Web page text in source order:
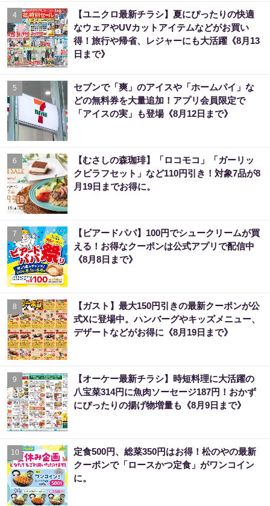
4
【ユニクロ最新チラシ】夏にぴったりの快適
なウェアやUVカットアイテムなどがお買い
得！旅行や帰省、レジャーにも大活躍《8月13
日まで》
5
セブンで「爽」のアイスや「ホームパイ」な
どの無料券を大量追加！アプリ会員限定で
「アイスの実」も登場《8月12日まで》
6
【むさしの森珈琲】「ロコモコ」「ガーリッ
クピラフセット」など110円引き！対象7品が8
月19日までお得に。
7
【ビアードパパ】100円でシュークリームが買
える！お得なクーポンは公式アプリで配信中
《8月8日まで》
8
【ガスト】最大150円引きの最新クーポンが公
式Xに登場中。ハンバーグやキッズメニュー、
デザートなどがお得に《8月19日まで》
9
【オーケー最新チラシ】時短料理に大活躍の
八宝菜314円に魚肉ソーセージ187円！おかず
にぴったりの揚げ物増量も《8月9日まで》
10
定食500円、総菜350円はお得！松のやの最新
クーポンで「ロースかつ定食」がワンコイン
に。